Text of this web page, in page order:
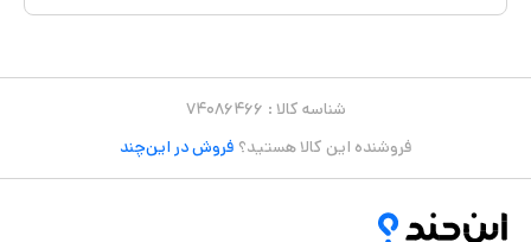
شناسه کالا : ۷۴۰۸۶۴۶۶
فروشنده این کالا هستید؟ فروش در این‌چند